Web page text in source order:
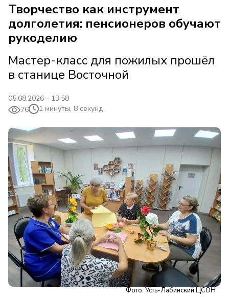
Творчество как инструмент
долголетия: пенсионеров обучают
рукоделию
Мастер-класс для пожилых прошёл
в станице Восточной
05.08.2026 - 13:58
76
1 минуты, 8 секунд
Фото: Усть-Лабинский ЦСОН